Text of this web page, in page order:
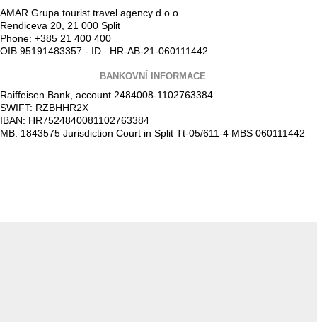
AMAR Grupa tourist travel agency d.o.o
Rendiceva 20, 21 000 Split
Phone: +385 21 400 400
OIB 95191483357 - ID : HR-AB-21-060111442
BANKOVNÍ INFORMACE
Raiffeisen Bank, account 2484008-1102763384
SWIFT: RZBHHR2X
IBAN: HR7524840081102763384
MB: 1843575 Jurisdiction Court in Split Tt-05/611-4 MBS 060111442